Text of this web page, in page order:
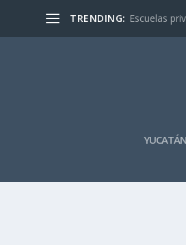
TRENDING: Escuelas
YUCATÁN